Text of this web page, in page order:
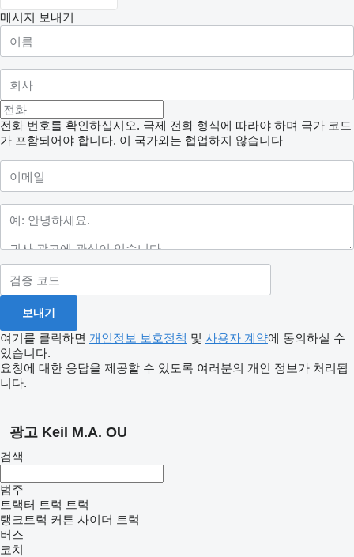
메시지 보내기
전화 번호를 확인하십시오. 국제 전화 형식에 따라야 하며 국가 코드
가 포함되어야 합니다. 이 국가와는 협업하지 않습니다
여기를 클릭하면 개인정보 보호정책 및 사용자 계약에 동의하실 수
있습니다.
요청에 대한 응답을 제공할 수 있도록 여러분의 개인 정보가 처리됩
니다.
광고 Keil M.A. OU
검색
범주
트랙터 트럭 트럭
탱크트럭 커튼 사이더 트럭
버스
코치